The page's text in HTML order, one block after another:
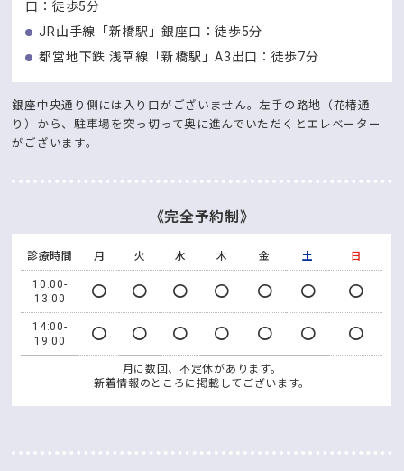
口：徒歩5分
JR山手線「新橋駅」銀座口：徒歩5分
都営地下鉄 浅草線「新橋駅」A3出口：徒歩7分
銀座中央通り側には入り口がございません。左手の路地（花椿通
り）から、駐車場を突っ切って奥に進んでいただくとエレベーター
がございます。
《完全予約制》
診療時間 月 火 水 木 金 土 日
10:00-
13:00
〇 〇 〇 〇 〇 〇 〇
14:00-
19:00
〇 〇 〇 〇 〇 〇 〇
月に数回、不定休があります。
新着情報のところに掲載してございます。